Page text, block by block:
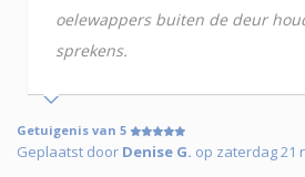
oelewappers buiten de deur
sprekens.
Getuigenis van 5
Geplaatst door Denise G. op zaterdag 21